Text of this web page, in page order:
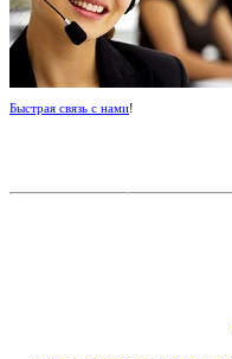
Быстрая связь с нами!